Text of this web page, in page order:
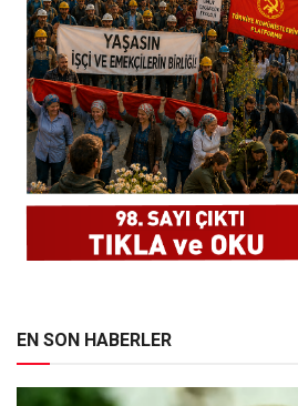
EN SON HABERLER